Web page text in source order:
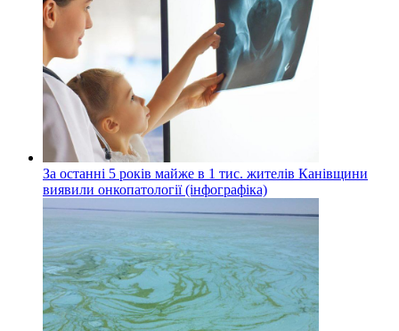
За останні 5 років майже в 1 тис. жителів Канівщини
виявили онкопатології (інфографіка)